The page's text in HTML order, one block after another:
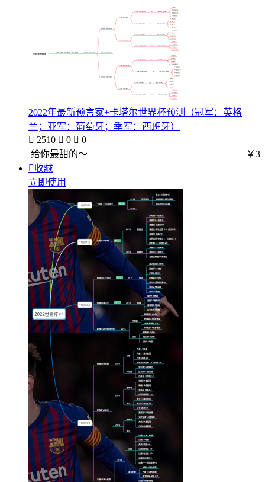
2022年最新预言家+卡塔尔世界杯预测（冠军：英格
兰；亚军：葡萄牙；季军：西班牙）
 2510  0  0
给你最甜的～
￥3
收藏
立即使用